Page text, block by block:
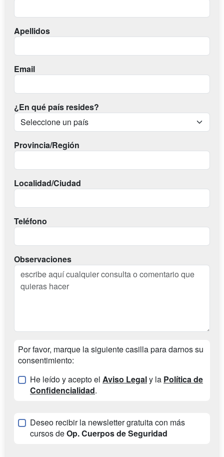
Apellidos
Email
¿En qué país resides?
Provincia/Región
Localidad/Ciudad
Teléfono
Observaciones
Por favor, marque la siguiente casilla para darnos su
consentimiento:
He leído y acepto el Aviso Legaly la Política de
Confidencialidad.
Deseo recibir la newsletter gratuita con más
cursos deOp. Cuerpos de Seguridad